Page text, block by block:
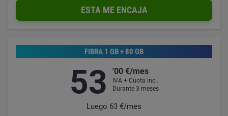
ESTA ME ENCAJA
FIBRA 1 GB + 80 GB
53 '00 €/mes
IVA + Cuota incl.
Durante 3 meses
Luego 63 €/mes